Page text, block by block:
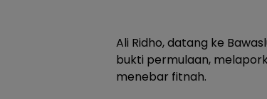
Ali Ridho, datang ke
bukti permulaan,
menebar fitnah.